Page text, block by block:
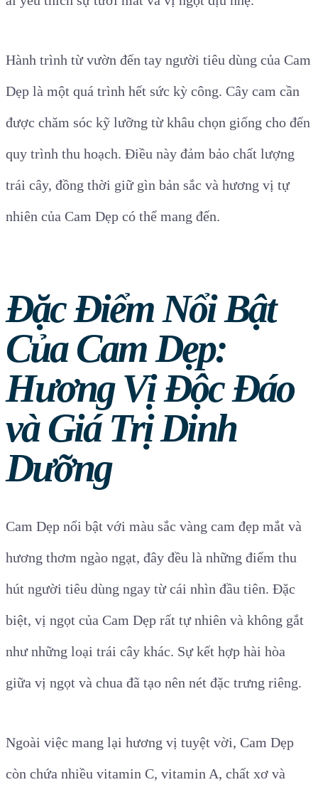
Hành trình từ vườn đến tay người tiêu dùng của Cam
Dẹp là một quá trình hết sức kỳ công. Cây cam cần
được chăm sóc kỹ lưỡng từ khâu chọn giống cho đến
quy trình thu hoạch. Điều này đảm bảo chất lượng
trái cây, đồng thời giữ gìn bản sắc và hương vị tự
nhiên của Cam Dẹp có thể mang đến.
Đặc Điểm Nổi Bật
Của Cam Dẹp:
Hương Vị Độc Đáo
và Giá Trị Dinh
Dưỡng
Cam Dẹp nổi bật với màu sắc vàng cam đẹp mắt và
hương thơm ngào ngạt, đây đều là những điểm thu
hút người tiêu dùng ngay từ cái nhìn đầu tiên. Đặc
biệt, vị ngọt của Cam Dẹp rất tự nhiên và không gắt
như những loại trái cây khác. Sự kết hợp hài hòa
giữa vị ngọt và chua đã tạo nên nét đặc trưng riêng.
Ngoài việc mang lại hương vị tuyệt vời, Cam Dẹp
còn chứa nhiều vitamin C, vitamin A, chất xơ và